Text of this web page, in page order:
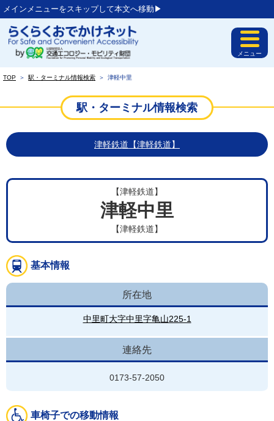
メインメニューをスキップして本文へ移動▶︎
メニュー
TOP ＞ 駅・ターミナル情報検索 ＞ 津軽中里
駅・ターミナル情報検索
津軽鉄道【津軽鉄道】
【津軽鉄道】
津軽中里
【津軽鉄道】
基本情報
所在地
中里町大字中里字亀山225-1
連絡先
0173-57-2050
車椅子での移動情報